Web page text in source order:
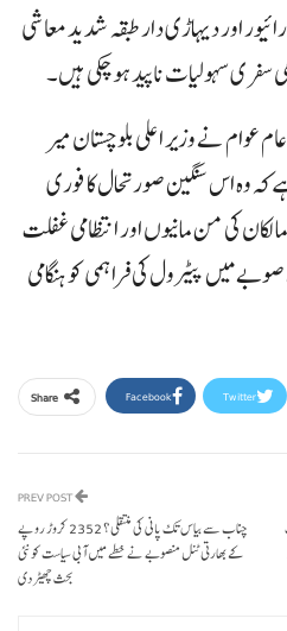
اور دیہاڑی دار طبقہ شدید معاشی
سفری سہولیات ناپید ہو چکی ہیں۔
عوام نے وزیر اعلی بلوچستان میر
کہ وہ اس سنگین صورتحال کا فوری
کی من مانیوں اور انتظامی غفلت
میں پیٹرول کی فراہمی کو ہنگامی
Share Facebook Twitter
چناب سے بیاس تک پانی کی منتقلی؟ 2352 کروڑ روپے
کے بھارتی ٹنل منصوبے نے خطے میں آبی سیاست کو نئی
بحث چھیڑ دی